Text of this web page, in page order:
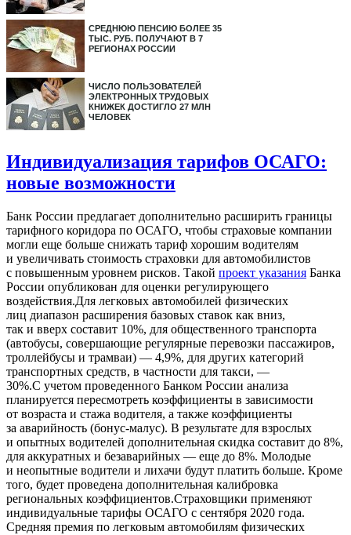
СРЕДНЮЮ ПЕНСИЮ БОЛЕЕ 35
ТЫС. РУБ. ПОЛУЧАЮТ В 7
РЕГИОНАХ РОССИИ
ЧИСЛО ПОЛЬЗОВАТЕЛЕЙ
ЭЛЕКТРОННЫХ ТРУДОВЫХ
КНИЖЕК ДОСТИГЛО 27 МЛН
ЧЕЛОВЕК
Индивидуализация тарифов ОСАГО:
новые возможности
Банк России предлагает дополнительно расширить границы
тарифного коридора по ОСАГО, чтобы страховые компании
могли еще больше снижать тариф хорошим водителям
и увеличивать стоимость страховки для автомобилистов
с повышенным уровнем рисков. Такой проект указания Банка
России опубликован для оценки регулирующего
воздействия.Для легковых автомобилей физических
лиц диапазон расширения базовых ставок как вниз,
так и вверх составит 10%, для общественного транспорта
(автобусы, совершающие регулярные перевозки пассажиров,
троллейбусы и трамваи) — 4,9%, для других категорий
транспортных средств, в частности для такси, —
30%.С учетом проведенного Банком России анализа
планируется пересмотреть коэффициенты в зависимости
от возраста и стажа водителя, а также коэффициенты
за аварийность (бонус-малус). В результате для взрослых
и опытных водителей дополнительная скидка составит до 8%,
для аккуратных и безаварийных — еще до 8%. Молодые
и неопытные водители и лихачи будут платить больше. Кроме
того, будет проведена дополнительная калибровка
региональных коэффициентов.Страховщики применяют
индивидуальные тарифы ОСАГО с сентября 2020 года.
Средняя премия по легковым автомобилям физических